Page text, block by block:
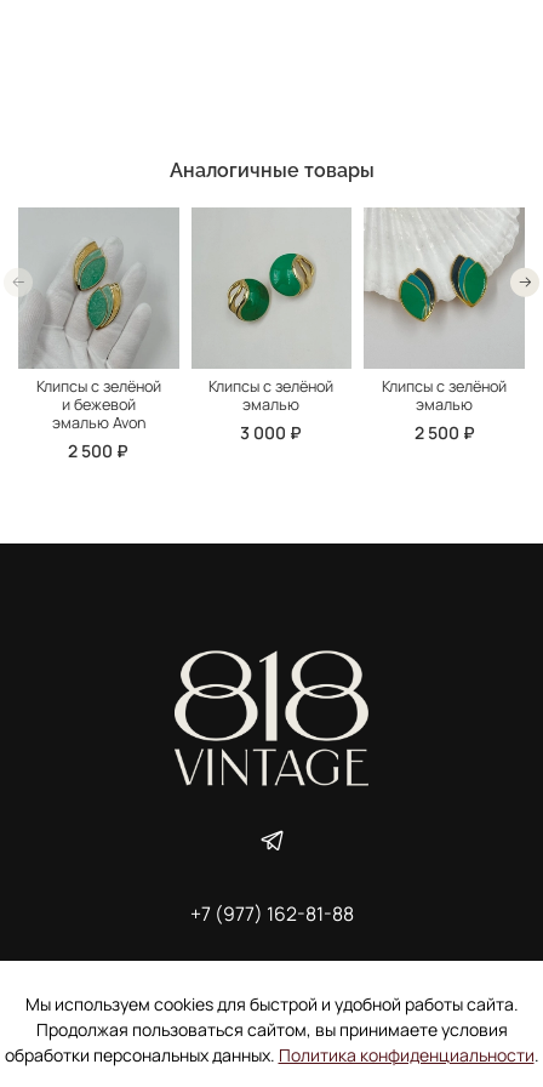
Аналогичные товары
Клипсы с зелёной
и бежевой
эмалью Avon
2 500 ₽
Клипсы с зелёной
эмалью
3 000 ₽
Клипсы с зелёной
эмалью
2 500 ₽
+7 (977) 162-81-88
Пользовательское соглашение
Электронное согласие покупателя на рассылку
Согласие на обработку персональных данных
Мы используем cookies для быстрой и удобной работы сайта.
Продолжая пользоваться сайтом, вы принимаете условия
обработки персональных данных. Политика конфиденциальности.